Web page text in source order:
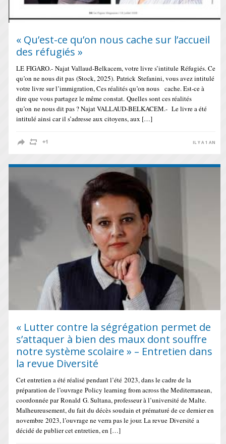
« Qu’est-ce qu’on nous cache sur l’accueil
des réfugiés »
LE FIGARO.- Najat Vallaud-Belkacem, votre livre s’intitule Réfugiés. Ce
qu’on ne nous dit pas (Stock, 2025). Patrick Stefanini, vous avez intitulé
votre livre sur l’immigration, Ces réalités qu’on nous cache. Est-ce à
dire que vous partagez le même constat. Quelles sont ces réalités
qu’on ne nous dit pas ? Najat VALLAUD-BELKACEM.- Le livre a été
intitulé ainsi car il s’adresse aux citoyens, aux […]
IL Y A 1 AN
« Lutter contre la ségrégation permet de
s’attaquer à bien des maux dont souffre
notre système scolaire » – Entretien dans
la revue Diversité
Cet entretien a été réalisé pendant l’été 2023, dans le cadre de la
préparation de l’ouvrage Policy learning from across the Mediterranean,
coordonnée par Ronald G. Sultana, professeur à l’université de Malte.
Malheureusement, du fait du décès soudain et prématuré de ce dernier en
novembre 2023, l’ouvrage ne verra pas le jour. La revue Diversité a
décidé de publier cet entretien, en […]